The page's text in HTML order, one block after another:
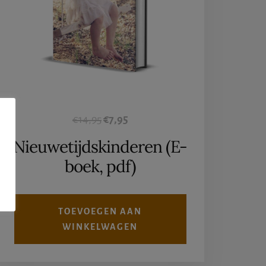
€14,95Oorspronkelijke
prijs
was:
€14,95.
€7,95Huidige
prijs
is:
€7,95.
Nieuwetijdskinderen (E-
boek, pdf)
TOEVOEGEN AAN
WINKELWAGEN